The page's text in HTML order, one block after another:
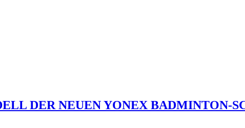
DER NEUEN YONEX BADMINTON-